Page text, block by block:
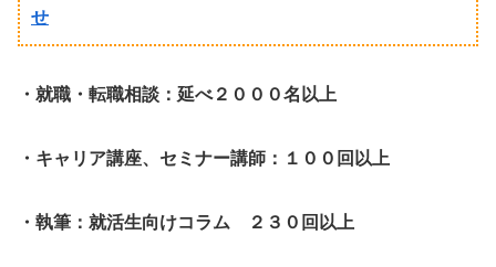
せ
・就職・転職相談：延べ２０００名以上
・キャリア講座、セミナー講師：１００回以上
・執筆：就活生向けコラム ２３０回以上